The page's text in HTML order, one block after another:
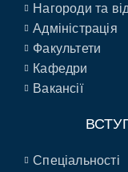
Нагороди та
Адміністрація
Факультети
Кафедри
Вакансії
Спеціальності